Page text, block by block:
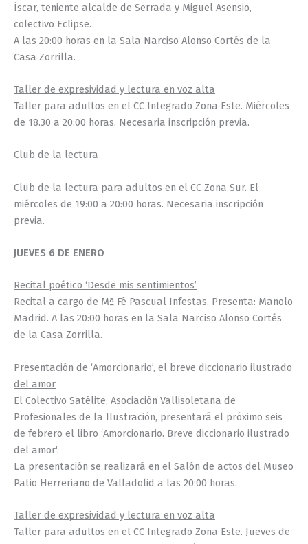
Íscar, teniente alcalde de Serrada y Miguel Asensio,
colectivo Eclipse.
A las 20:00 horas en la Sala Narciso Alonso Cortés de la
Casa Zorrilla.
Taller de expresividad y lectura en voz alta
Taller para adultos en el CC Integrado Zona Este. Miércoles
de 18.30 a 20:00 horas. Necesaria inscripción previa.
Club de la lectura
Club de la lectura para adultos en el CC Zona Sur. El
miércoles de 19:00 a 20:00 horas. Necesaria inscripción
previa.
JUEVES 6 DE ENERO
Recital poético ‘Desde mis sentimientos’
Recital a cargo de Mª Fé Pascual Infestas. Presenta: Manolo
Madrid. A las 20:00 horas en la Sala Narciso Alonso Cortés
de la Casa Zorrilla.
Presentación de ‘Amorcionario’, el breve diccionario ilustrado
del amor
El Colectivo Satélite, Asociación Vallisoletana de
Profesionales de la Ilustración, presentará el próximo seis
de febrero el libro ‘Amorcionario. Breve diccionario ilustrado
del amor‘.
La presentación se realizará en el Salón de actos del Museo
Patio Herreriano de Valladolid a las 20:00 horas.
Taller de expresividad y lectura en voz alta
Taller para adultos en el CC Integrado Zona Este. Jueves de